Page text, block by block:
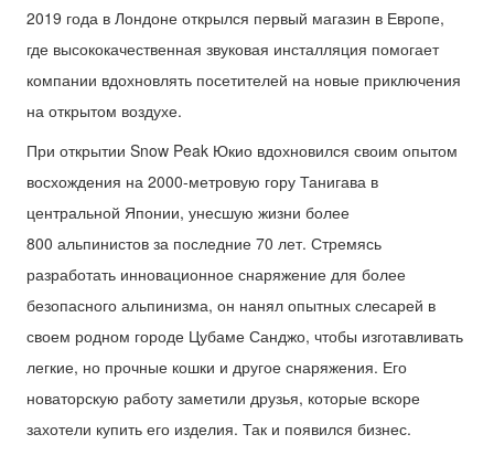
2019 года в Лондоне открылся первый магазин в Европе,
где высококачественная звуковая инсталляция помогает
компании вдохновлять посетителей на новые приключения
на открытом воздухе.
При открытии Snow Peak Юкио вдохновился своим опытом
восхождения на 2000-метровую гору Танигава в
центральной Японии, унесшую жизни более
800 альпинистов за последние 70 лет. Стремясь
разработать инновационное снаряжение для более
безопасного альпинизма, он нанял опытных слесарей в
своем родном городе Цубаме Санджо, чтобы изготавливать
легкие, но прочные кошки и другое снаряжения. Его
новаторскую работу заметили друзья, которые вскоре
захотели купить его изделия. Так и появился бизнес.